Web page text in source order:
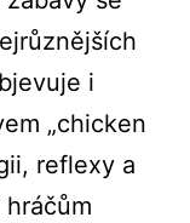
i
„chicken
reflexy a